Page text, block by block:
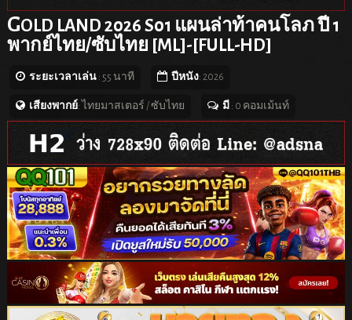
GOLD LAND 2026 S01 แผนล่าท้าคนโลภ ปี 1
พากย์ไทย/ซับไทย [ML]-[FULL-HD]
ระยะเวลาเล่น: 55 นาที ปีหนัง: 2026
เสียงพากย์: ไทยมาสเตอร์ / ซับไทย มี : 0 คอมเม้นท์